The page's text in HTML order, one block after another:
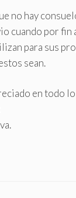
no hay
cuando por fin
para sus
sean.
en todo